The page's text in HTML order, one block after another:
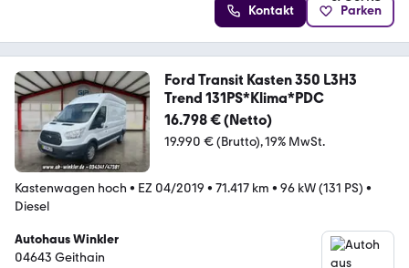
Kontakt Parken
Ford Transit Kasten 350 L3H3
Trend 131PS*Klima*PDC
16.798 € (Netto)
19.990 € (Brutto) 19% MwSt.
Kastenwagen hoch • EZ 04/2019 • 71.417 km • 96 kW (131 PS) •
Diesel
Autohaus Winkler
04643 Geithain